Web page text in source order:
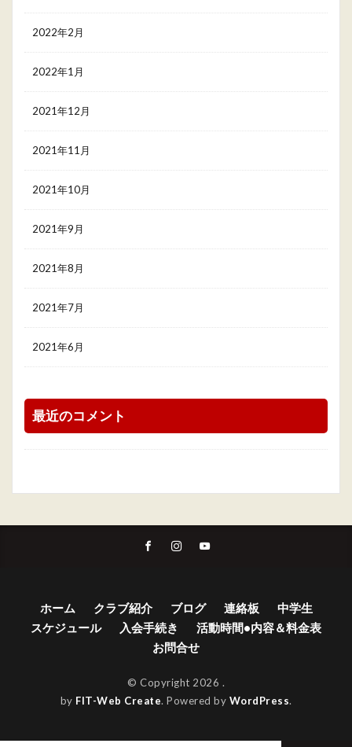
2022年2月
2022年1月
2021年12月
2021年11月
2021年10月
2021年9月
2021年8月
2021年7月
2021年6月
最近のコメント
ホーム クラブ紹介 ブログ 連絡板
中学生
スケジュール
入会手続き
活動時間•内容＆料金表
お問合せ
© Copyright 2026 .
by FIT-Web Create. Powered by WordPress.